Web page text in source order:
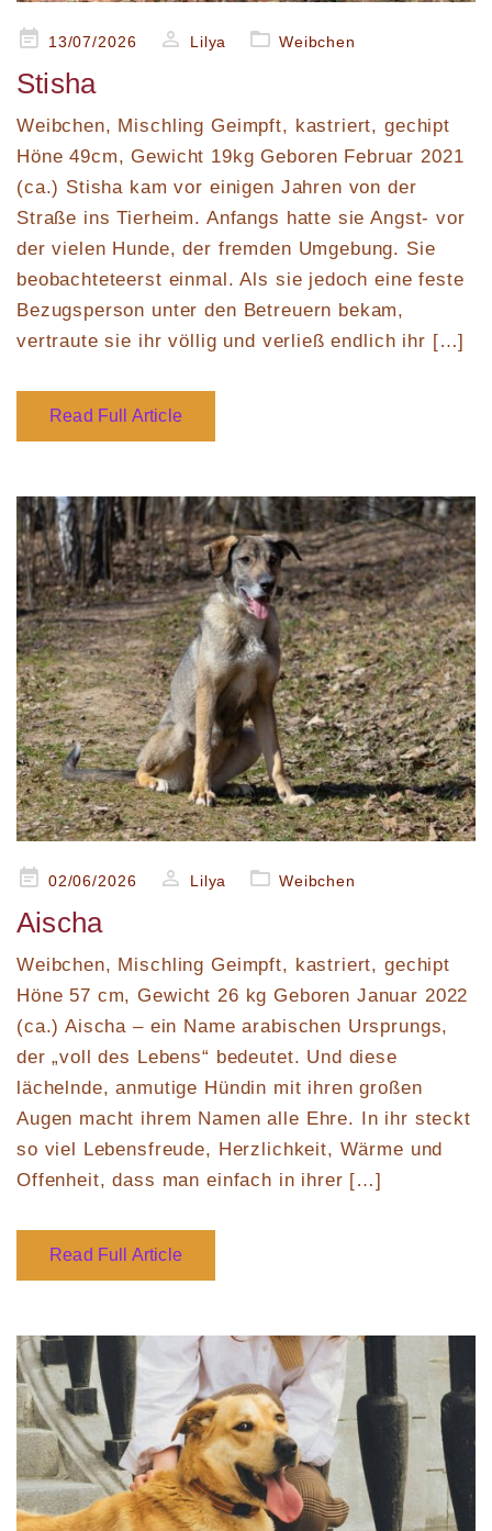
Posted13/07/2026 Lilya Weibchen
Stisha
Weibchen, Mischling Geimpft, kastriert, gechipt
Höne 49cm, Gewicht 19kg Geboren Februar 2021
(ca.) Stisha kam vor einigen Jahren von der
Straße ins Tierheim. Anfangs hatte sie Angst- vor
der vielen Hunde, der fremden Umgebung. Sie
beobachteteerst einmal. Als sie jedoch eine feste
Bezugsperson unter den Betreuern bekam,
vertraute sie ihr völlig und verließ endlich ihr […]
Read Full Article
Posted02/06/2026 Lilya Weibchen
Aischa
Weibchen, Mischling Geimpft, kastriert, gechipt
Höne 57 cm, Gewicht 26 kg Geboren Januar 2022
(ca.) Aischa – ein Name arabischen Ursprungs,
der „voll des Lebens“ bedeutet. Und diese
lächelnde, anmutige Hündin mit ihren großen
Augen macht ihrem Namen alle Ehre. In ihr steckt
so viel Lebensfreude, Herzlichkeit, Wärme und
Offenheit, dass man einfach in ihrer […]
Read Full Article